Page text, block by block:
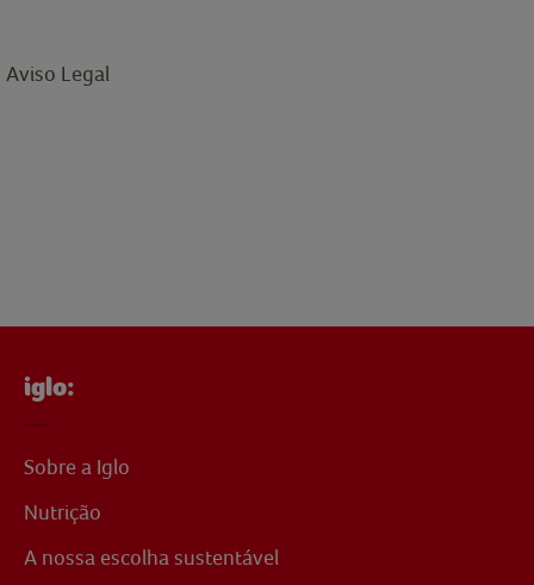
Aviso Legal
iglo:
Sobre a Iglo
Nutrição
A nossa escolha sustentável